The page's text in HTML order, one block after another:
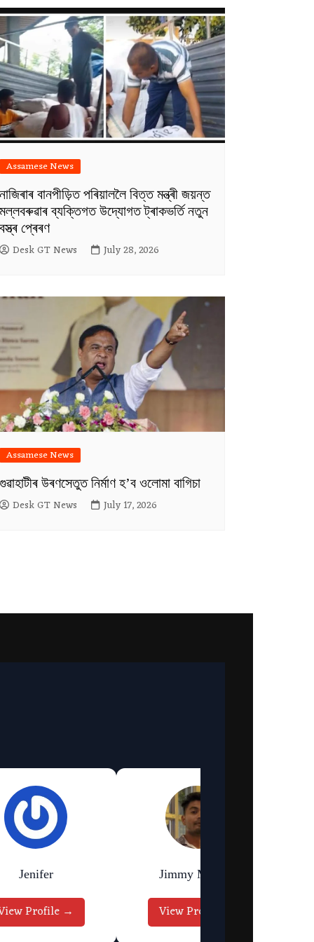
Assamese News
বানপীড়িত পৰিয়াললৈ বিত্ত মন্ত্ৰী জয়ন্ত
ব্যক্তিগত উদ্যোগত ট্ৰাকভৰ্তি নতুন
প্ৰেৰণ
Desk GT News July 28, 2026
Assamese News
উৰণসেতুত নিৰ্মাণ হ’ব ওলোমা বাগিচা
Desk GT News July 17, 2026
Jenifer
Profile →
Jimmy Murmu
View Profile →